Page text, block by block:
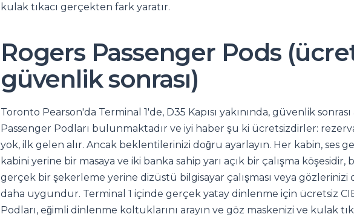
kulak tıkacı gerçekten fark yaratır.
Rogers Passenger Pods
güvenlik sonrası)
Toronto Pearson'da Terminal 1'de, D35 Kapısı yakınında, güvenlik
Passenger Podları bulunmaktadır ve iyi haber şu ki ücretsizdirler:
yok, ilk gelen alır. Ancak beklentilerinizi doğru ayarlayın. Her kabin, ses
kabini yerine bir masaya ve iki banka sahip yarı açık bir çalışma
gerçek bir şekerleme yerine dizüstü bilgisayar çalışması veya
daha uygundur. Terminal 1 içinde gerçek yatay dinlenme için ücretsiz
Podları, eğimli dinlenme koltuklarını arayın ve göz maskenizi ve kulak